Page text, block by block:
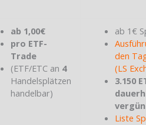
ab 1,00€
pro ETF-
Trade
(ETF/ETC an 4
Handelsplätzen
handelbar)
ab 1€
den
(LS
3.150
Liste